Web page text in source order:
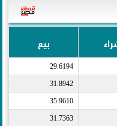
بيع
29.6194
31.8942
35.9610
31.7363